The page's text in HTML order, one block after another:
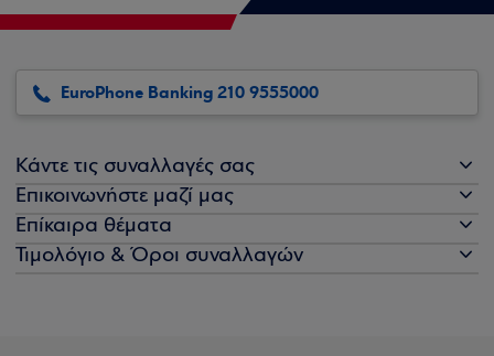
EuroPhone Banking 210 9555000
Κάντε τις συναλλαγές σας
Επικοινωνήστε μαζί μας
Επίκαιρα θέματα
Τιμολόγιο & Όροι συναλλαγών